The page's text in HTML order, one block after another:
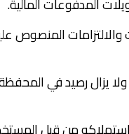
المنصوص
يزال رصيد في